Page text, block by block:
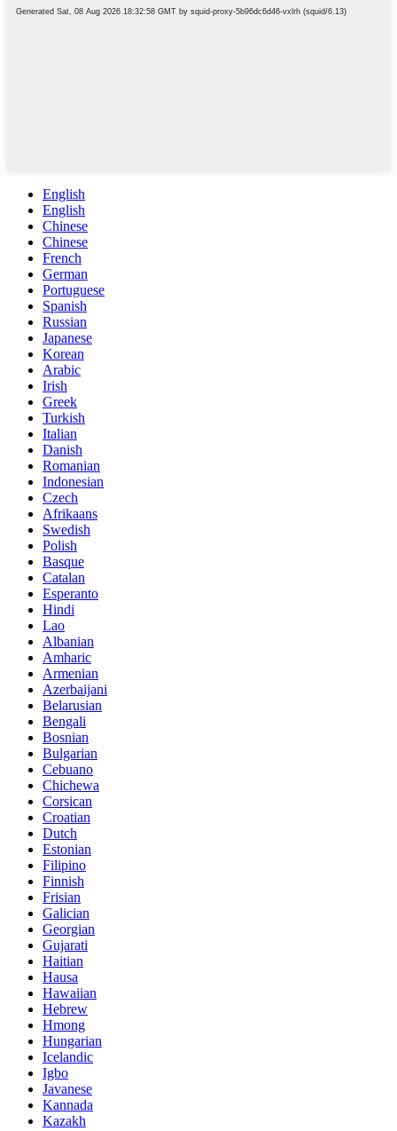
English
English
Chinese
Chinese
French
German
Portuguese
Spanish
Russian
Japanese
Korean
Arabic
Irish
Greek
Turkish
Italian
Danish
Romanian
Indonesian
Czech
Afrikaans
Swedish
Polish
Basque
Catalan
Esperanto
Hindi
Lao
Albanian
Amharic
Armenian
Azerbaijani
Belarusian
Bengali
Bosnian
Bulgarian
Cebuano
Chichewa
Corsican
Croatian
Dutch
Estonian
Filipino
Finnish
Frisian
Galician
Georgian
Gujarati
Haitian
Hausa
Hawaiian
Hebrew
Hmong
Hungarian
Icelandic
Igbo
Javanese
Kannada
Kazakh